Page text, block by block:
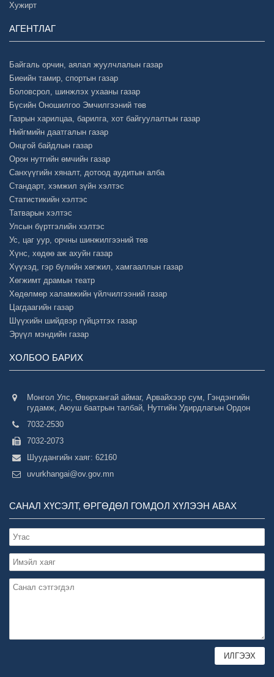
Хужирт
АГЕНТЛАГ
Байгаль орчин, аялал жуулчлалын газар
Биеийн тамир, спортын газар
Боловсрол, шинжлэх ухааны газар
Бүсийн Оношилгоо Эмчилгээний төв
Газрын харилцаа, барилга, хот байгуулалтын газар
Нийгмийн даатгалын газар
Онцгой байдлын газар
Орон нутгийн өмчийн газар
Санхүүгийн хяналт, дотоод аудитын алба
Стандарт, хэмжил зүйн хэлтэс
Статистикийн хэлтэс
Татварын хэлтэс
Улсын бүртгэлийн хэлтэс
Ус, цаг уур, орчны шинжилгээний төв
Хүнс, хөдөө аж ахуйн газар
Хүүхэд, гэр бүлийн хөгжил, хамгааллын газар
Хөгжимт драмын театр
Хөдөлмөр халамжийн үйлчилгээний газар
Цагдаагийн газар
Шүүхийн шийдвэр гүйцэтгэх газар
Эрүүл мэндийн газар
ХОЛБОО БАРИХ
Монгол Улс, Өвөрхангай аймаг, Арвайхээр сум, Гэндэнгийн
гудамж, Аюуш баатрын талбай, Нутгийн Удирдлагын Ордон
7032-2530
7032-2073
Шуудангийн хаяг: 62160
uvurkhangai@ov.gov.mn
САНАЛ ХҮСЭЛТ, ӨРГӨДӨЛ ГОМДОЛ ХҮЛЭЭН АВАХ